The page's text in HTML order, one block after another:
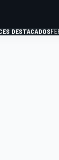
DESTACADOS